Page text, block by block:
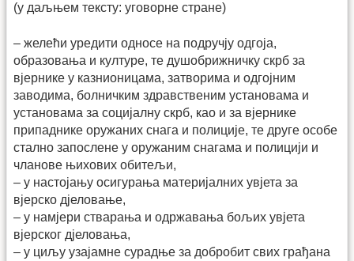
(у даљњем тексту: уговорне стране)
– желећи уредити односе на подручју одгоја,
образовања и културе, те душобрижничку скрб за
вјернике у казнионицама, зат­ворима и одгојним
заводима, болничким здравственим установама и
установама за социјалну скрб, као и за вјернике
припаднике оружаних снага и полиције, те друге особе
стално запослене у оружаним снагама и полицији и
чланове њихових обитељи,
– у настојању осигурања материјалних увјета за
вјерско дјеловање,
– у намјери стварања и одржавања бољих увјета
вјерског дјеловања,
– у циљу узајамне сурадње за добробит свих грађана